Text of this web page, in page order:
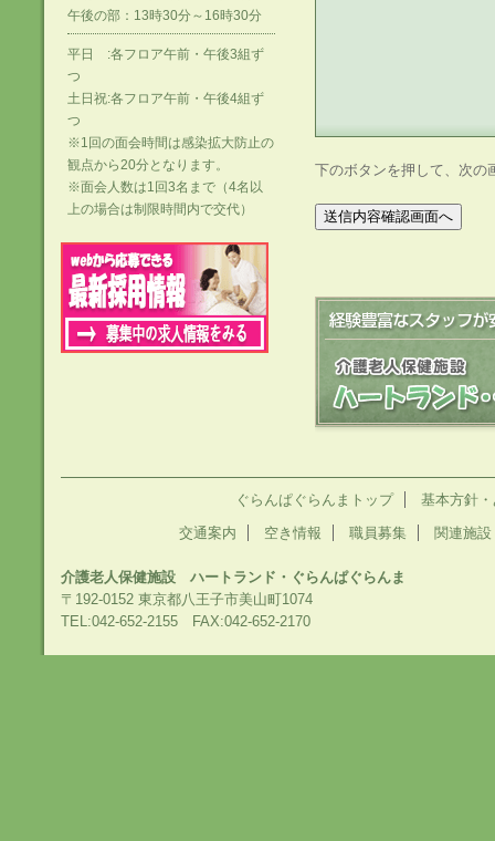
午後の部：13時30分～16時30分
平日 :各フロア午前・午後3組ず
つ
土日祝:各フロア午前・午後4組ず
つ
※1回の面会時間は感染拡大防止の
観点から20分となります。
※面会人数は1回3名まで（4名以
上の場合は制限時間内で交代）
下のボタンを押して、次の
ぐらんぱぐらんまトップ
基本方針
交通案内
空き情報 職員募集 関連施設
介護老人保健施設 ハートランド・ぐらんぱぐらんま
〒192-0152 東京都八王子市美山町1074
TEL:042-652-2155 FAX:042-652-2170